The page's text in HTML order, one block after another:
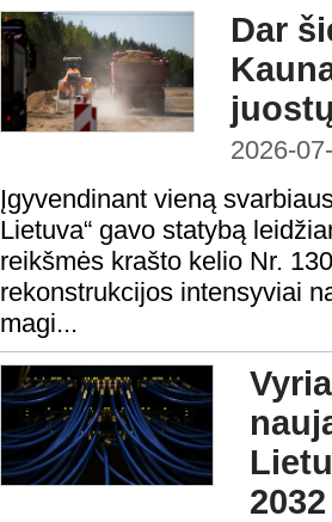
Dar
2026-
Įgyvendinant vieną
Lietuva“ gavo statybą
reikšmės krašto kelio Nr.
rekonstrukcijos intensyviai
magi...